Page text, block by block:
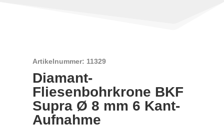
Artikelnummer: 11329
Diamant-
Fliesenbohrkrone BKF
Supra Ø 8 mm 6 Kant-
Aufnahme